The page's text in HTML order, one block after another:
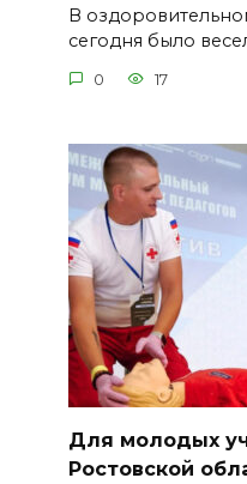
В
сегодня было
0 17
Для молодых
Ростовской